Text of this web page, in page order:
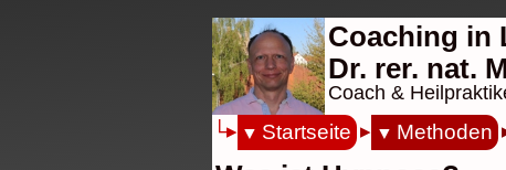
Coaching in
Dr. rer. nat.
Coach &
Startseite Methoden